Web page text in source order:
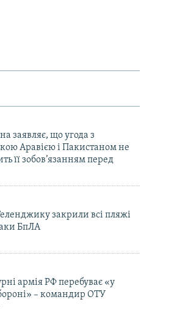
заявляє, що угода з
Аравією і Пакистаном не
її зобов’язанням перед
закрили всі пляжі
БпЛА
армія РФ перебуває «у
– командир ОТУ